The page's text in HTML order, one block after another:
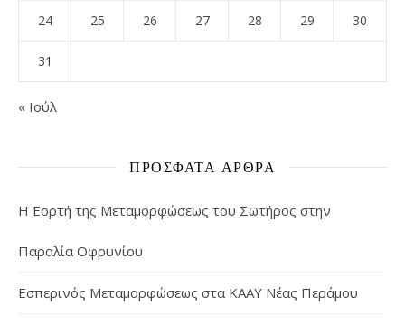
24 25 26 27 28 29 30
31
« Ιούλ
ΠΡΌΣΦΑΤΑ ΆΡΘΡΑ
Η Εορτή της Μεταμορφώσεως του Σωτήρος στην
Παραλία Οφρυνίου
Εσπερινός Μεταμορφώσεως στα ΚΑΑΥ Νέας Περάμου